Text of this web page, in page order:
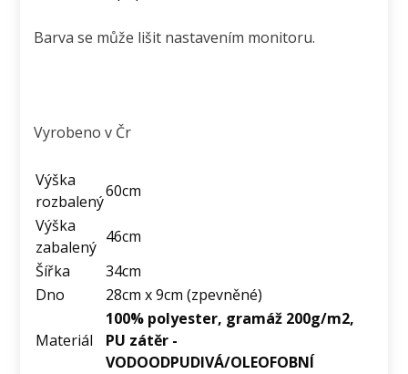
Barva se může lišit nastavením monitoru.
Vyrobeno v Čr
Výška
rozbalený
60cm
Výška
zabalený
46cm
Šířka
34cm
Dno
28cm x 9cm (zpevněné)
Materiál
100% polyester, gramáž 200g/m2,
PU zátěr -
VODOODPUDIVÁ/OLEOFOBNÍ